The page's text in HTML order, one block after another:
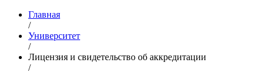
Главная
/
Университет
/
Лицензия и свидетельство об аккредитации
/